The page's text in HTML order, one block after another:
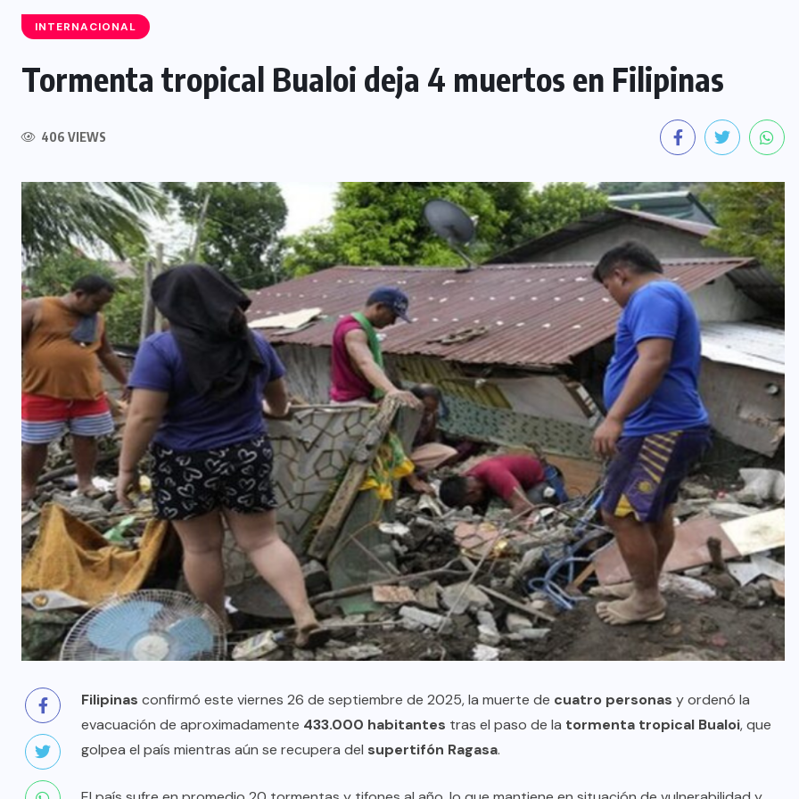
INTERNACIONAL
Tormenta tropical Bualoi deja 4 muertos en Filipinas
406 VIEWS
Filipinas confirmó este viernes 26 de septiembre de 2025, la muerte de cuatro personas y ordenó la
evacuación de aproximadamente 433.000 habitantes tras el paso de la tormenta tropical Bualoi, que
golpea el país mientras aún se recupera del supertifón Ragasa.
asistir a toma de posesión
presidencial
6 AGOSTO, 2026